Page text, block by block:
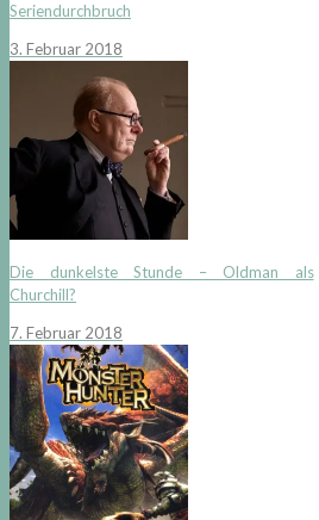
Seriendurchbruch
3. Februar 2018
Die dunkelste Stunde – Oldman als
Churchill?
7. Februar 2018